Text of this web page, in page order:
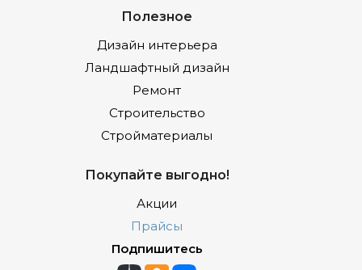
Полезное
Дизайн интерьера
Ландшафтный дизайн
Ремонт
Строительство
Стройматериалы
Покупайте выгодно!
Акции
Прайсы
Подпишитесь